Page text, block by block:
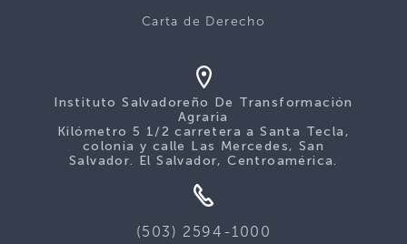
Carta de Derecho
Instituto Salvadoreño De Transformación
Agraria
Kilómetro 5 1/2 carretera a Santa Tecla,
colonia y calle Las Mercedes, San
Salvador. El Salvador, Centroamérica.
(503) 2594-1000